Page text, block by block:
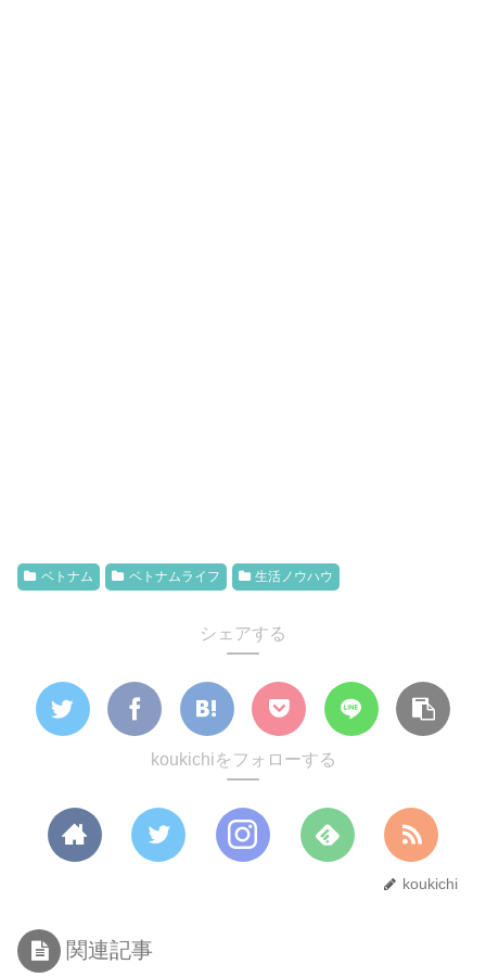
ベトナム ベトナムライフ 生活ノウハウ
シェアする
koukichiをフォローする
koukichi
関連記事